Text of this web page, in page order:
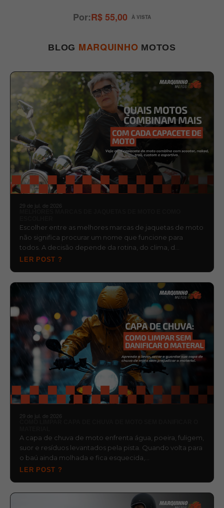
R$ 55,00
BLOG MARQUINHO MOTOS
29 de jul. de 2026
Escolher entre as melhores marcas de jaquetas de moto
não significa procurar um nome que funcione para
todos. A decisão depende da rotina, do clima, d…
LER POST ?
29 de jul. de 2026
A capa de chuva de moto enfrenta água, poeira, fuligem,
suor e resíduos levantados pela pista. Quando volta para
o baú ainda molhada e fica esquecida,…
LER POST ?